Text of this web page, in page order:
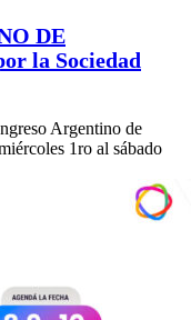
DE
la Sociedad
Argentino de
1ro al sábado